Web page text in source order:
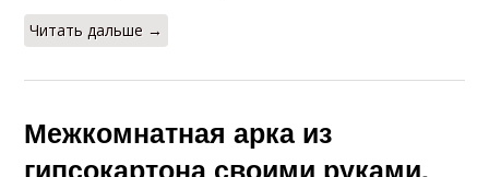
Читать дальше →
Межкомнатная арка из